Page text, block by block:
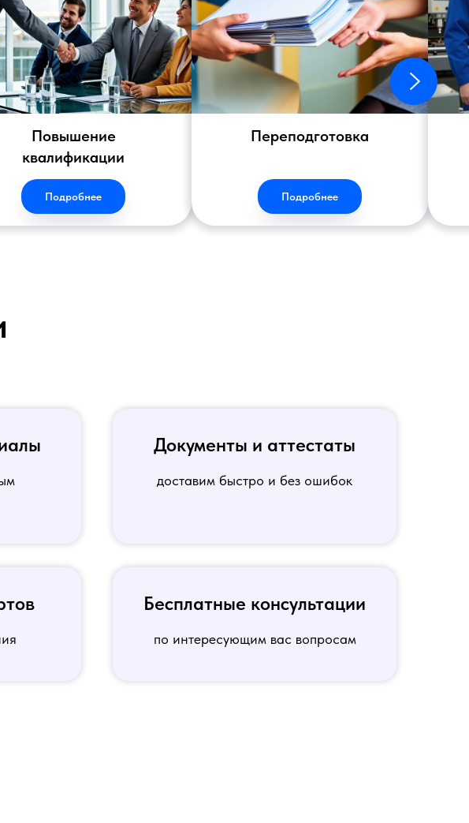
Повышение
квалификации
Подробнее
Переподготовка
Подробнее
Документы и аттестаты
доставим быстро и без ошибок
Бесплатные консультации
по интересующим вас вопросам